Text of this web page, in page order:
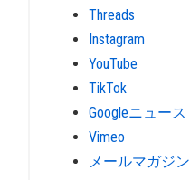
Threads
Instagram
YouTube
TikTok
Googleニュース
Vimeo
メールマガジン